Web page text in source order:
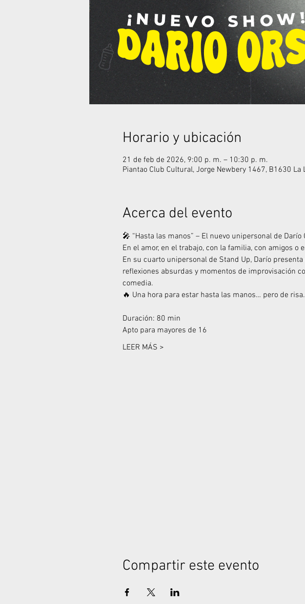
Horario y ubicación
21 de feb de 2026, 9:00 p. m. – 10:30 p. m.
Piantao Club Cultural, Jorge Newbery 1467, B1630
Acerca del evento
🎤 “Hasta las manos” – El nuevo unipersonal de Darío
En el amor, en el trabajo, con la familia, con amigos o
En su cuarto unipersonal de Stand Up, Darío
reflexiones absurdas y momentos de improvisación
comedia.
🔥 Una hora para estar hasta las manos… pero de
Duración: 80 min
Apto para mayores de 16
LEER MÁS >
Compartir este evento